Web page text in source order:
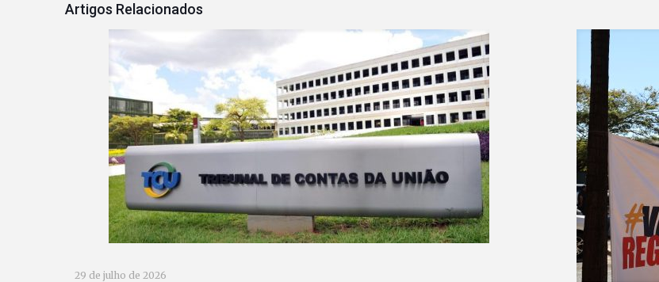
Artigos Relacionados
29 de julho de 2026